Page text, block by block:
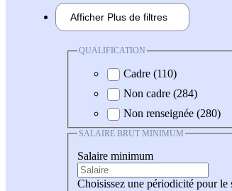
Afficher Plus de filtres
QUALIFICATION
Cadre (110)
Non cadre (284)
Non renseignée (280)
SALAIRE BRUT MINIMUM
Salaire minimum
Choisissez une périodicité pour le